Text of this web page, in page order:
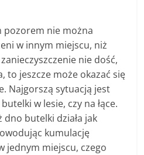
pozorem nie można
w innym miejscu, niż
nie dość,
to jeszcze może okazać się
Najgorszą sytuacją jest
w lesie, czy na łące.
dno butelki działa jak
kumulację
jednym miejscu, czego